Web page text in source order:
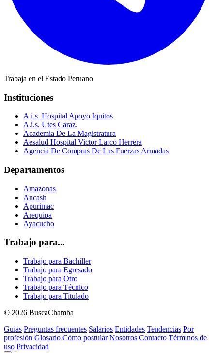
Trabaja en el Estado Peruano
Instituciones
A.i.s. Hospital Apoyo Iquitos
A.i.s. Utes Caraz.
Academia De La Magistratura
Aesalud Hospital Victor Larco Herrera
Agencia De Compras De Las Fuerzas Armadas
Departamentos
Amazonas
Ancash
Apurimac
Arequipa
Ayacucho
Trabajo para...
Trabajo para Bachiller
Trabajo para Egresado
Trabajo para Otro
Trabajo para Técnico
Trabajo para Titulado
© 2026 BuscaChamba
Guías Preguntas frecuentes Salarios Entidades Tendencias Por
profesión Glosario Cómo postular Nosotros Contacto Términos de
uso Privacidad